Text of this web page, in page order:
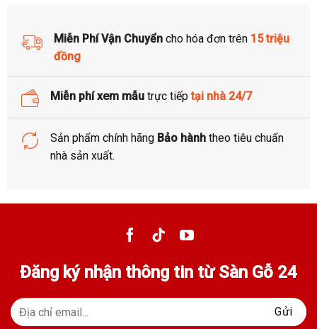
Free Shipping
Miễn Phí Vận Chuyểncho hóa đơn trên 15 triệu
đồng
Miễn phí xem mẫutrực tiếptạinhà 24/7
Sản phẩm chính hãng Bảo hành theo tiêu chuẩn
nhà sản xuất.
Đăng ký nhận thông tin từ Sàn Gỗ 24